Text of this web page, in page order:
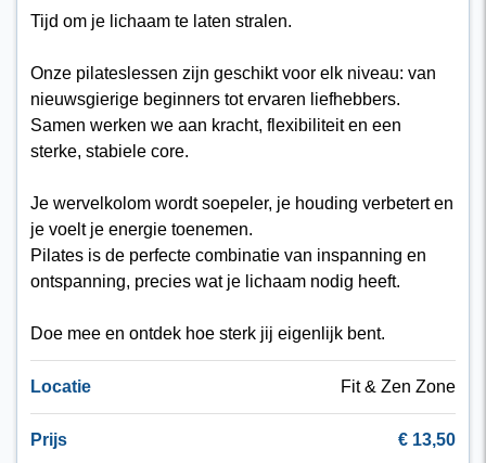
Tijd om je lichaam te laten stralen.
Onze pilateslessen zijn geschikt voor elk niveau: van
nieuwsgierige beginners tot ervaren liefhebbers.
Samen werken we aan kracht, flexibiliteit en een
sterke, stabiele core.
Je wervelkolom wordt soepeler, je houding verbetert en
je voelt je energie toenemen.
Pilates is de perfecte combinatie van inspanning en
ontspanning, precies wat je lichaam nodig heeft.
Doe mee en ontdek hoe sterk jij eigenlijk bent.
Locatie Fit & Zen Zone
Prijs € 13,50